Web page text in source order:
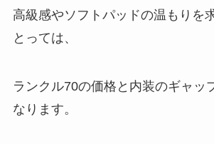
高級感やソフトパッドの温もりを
とっては、
ランクル70の価格と内装のギャッ
なります。